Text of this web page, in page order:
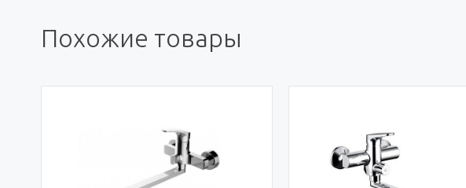
Похожие товары